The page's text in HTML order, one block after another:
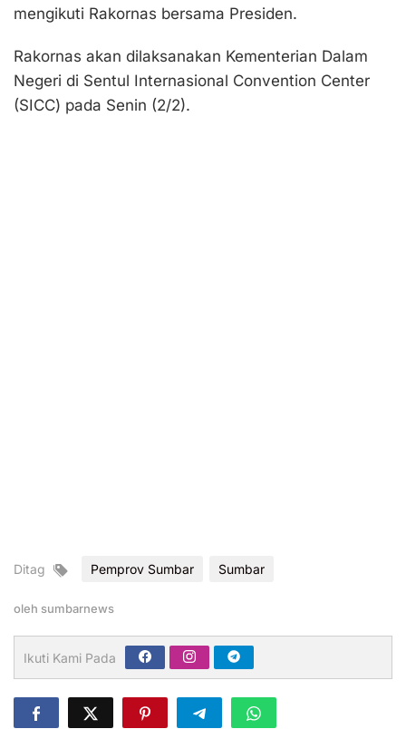
mengikuti Rakornas bersama Presiden.
Rakornas akan dilaksanakan Kementerian Dalam
Negeri di Sentul Internasional Convention Center
(SICC) pada Senin (2/2).
Ditag Pemprov Sumbar Sumbar
oleh sumbarnews
Ikuti Kami Pada